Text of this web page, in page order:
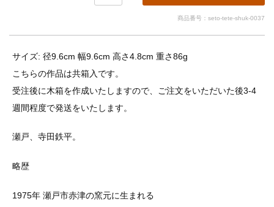
商品番号：seto-tete-shuk-0037
サイズ: 径9.6cm 幅9.6cm 高さ4.8cm 重さ86g
こちらの作品は共箱入です。
受注後に木箱を作成いたしますので、ご注文をいただいた後3-4
週間程度で発送をいたします。
瀬戸、寺田鉄平。
略歴
1975年 瀬戸市赤津の窯元に生まれる